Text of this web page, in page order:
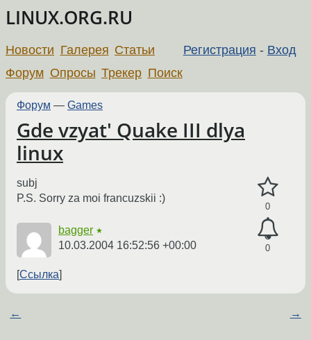
LINUX.ORG.RU
Регистрация - Вход
Новости Галерея Статьи
Форум Опросы Трекер Поиск
Форум — Games
Gde vzyat' Quake III dlya
linux
0
0
subj
P.S. Sorry za moi francuzskii :)
bagger ★
10.03.2004 16:52:56 +00:00
Ссылка
← →